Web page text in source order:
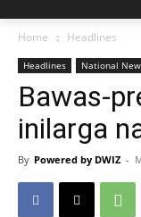
Home Headlines
Headlines National
Bawas-
inilarga
By Powered by DWIZ -